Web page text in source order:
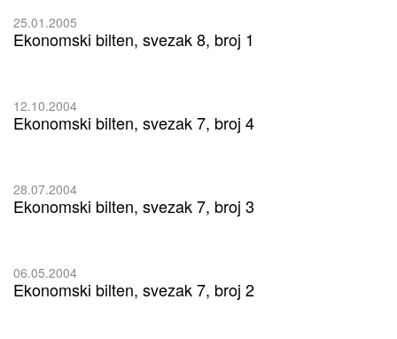
25.01.2005
Ekonomski bilten, svezak 8, broj 1
12.10.2004
Ekonomski bilten, svezak 7, broj 4
28.07.2004
Ekonomski bilten, svezak 7, broj 3
06.05.2004
Ekonomski bilten, svezak 7, broj 2